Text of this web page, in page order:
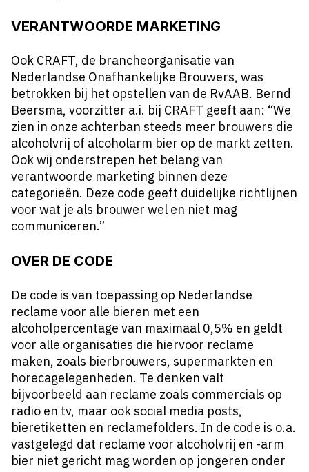
VERANTWOORDE MARKETING
Ook CRAFT, de brancheorganisatie van
Nederlandse Onafhankelijke Brouwers, was
betrokken bij het opstellen van de RvAAB. Bernd
Beersma, voorzitter a.i. bij CRAFT geeft aan: “We
zien in onze achterban steeds meer brouwers die
alcoholvrij of alcoholarm bier op de markt zetten.
Ook wij onderstrepen het belang van
verantwoorde marketing binnen deze
categorieën. Deze code geeft duidelijke richtlijnen
voor wat je als brouwer wel en niet mag
communiceren.”
OVER DE CODE
De code is van toepassing op Nederlandse
reclame voor alle bieren met een
alcoholpercentage van maximaal 0,5% en geldt
voor alle organisaties die hiervoor reclame
maken, zoals bierbrouwers, supermarkten en
horecagelegenheden. Te denken valt
bijvoorbeeld aan reclame zoals commercials op
radio en tv, maar ook social media posts,
bieretiketten en reclamefolders. In de code is o.a.
vastgelegd dat reclame voor alcoholvrij en -arm
bier niet gericht mag worden op jongeren onder